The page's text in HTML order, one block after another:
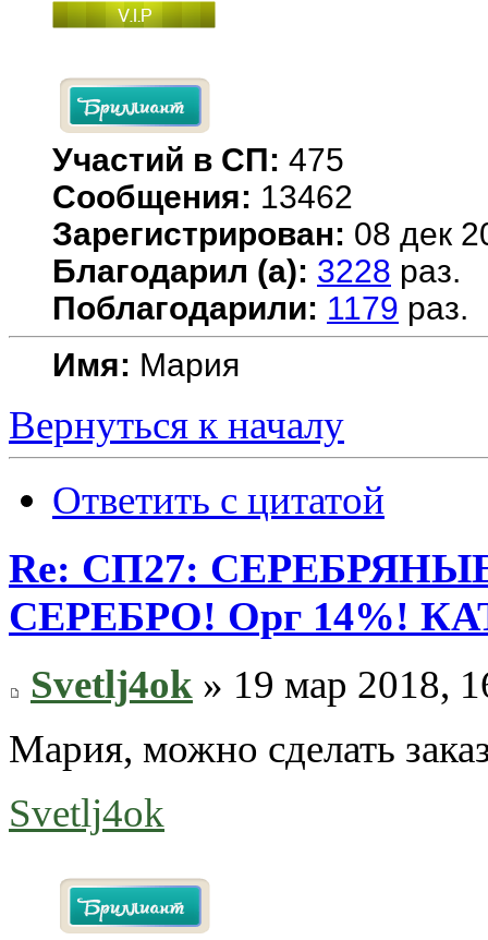
Участий в СП: 475
Сообщения: 13462
Зарегистрирован: 08 дек
Благодарил (а): 3228 раз.
Поблагодарили: 1179 раз.
Имя: Мария
Вернуться к началу
Ответить с цитатой
Re: СП27:
СЕРЕБРО! Орг 14%!
Svetlj4ok » 19 мар 2018,
Мария, можно сделать
Svetlj4ok